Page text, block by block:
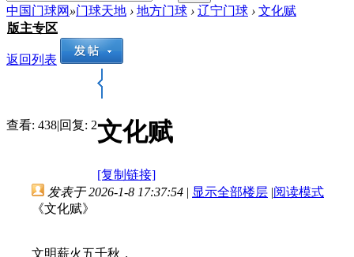
中国门球网 »门球天地 › 地方门球 › 辽宁门球 › 文化赋
版主专区
返回列表
查看: 438|回复: 2文化赋
[复制链接]
发表于 2026-1-8 17:37:54 | 显示全部楼层 |阅读模式
《文化赋》
文明薪火五千秋，